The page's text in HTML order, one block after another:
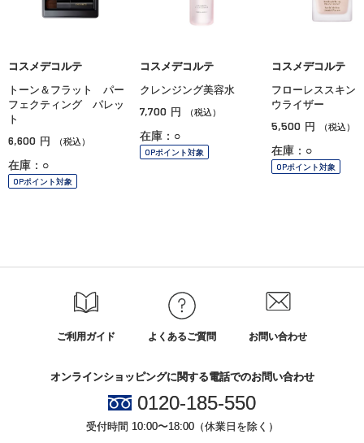
コスメデコルテ
トーン＆フラット パー
フェクティング パレッ
ト
6,600 円 （税込）
在庫：○
OPポイント対象
コスメデコルテ
クレンジング美容水
7,700 円 （税込）
在庫：○
OPポイント対象
コスメデコルテ
フローレススキ
ウライザー
5,500 円 （税込）
在庫：○
OPポイント対象
ご利用ガイド よくあるご質問 お問い合わせ
オンラインショッピングに関する電話でのお問い合わせ
0120-185-550
受付時間 10:00〜18:00（休業日を除く）